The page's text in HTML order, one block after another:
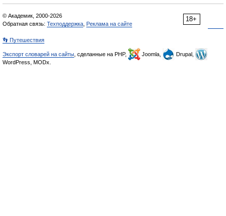
18+
© Академик, 2000-2026
Обратная связь: Техподдержка Реклама на сайте
👣 Путешествия
Экспорт словарей на сайты , сделанные на PHP, Joomla,
Drupal,
WordPress, MODx.